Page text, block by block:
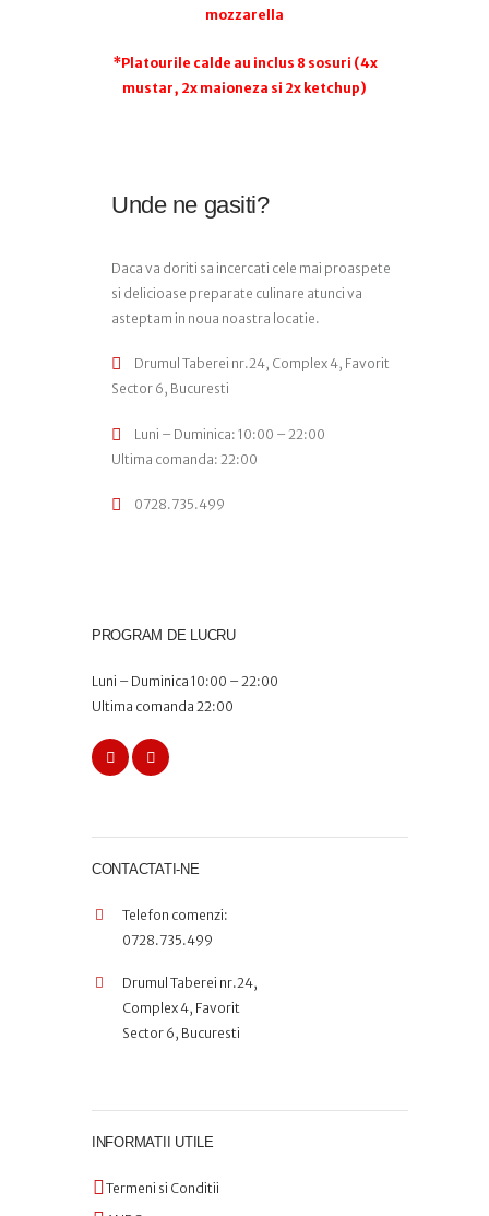
mozzarella
*Platourile calde au inclus 8 sosuri (4x
mustar, 2x maioneza si 2x ketchup)
Unde ne gasiti?
Daca va doriti sa incercati cele mai proaspete
si delicioase preparate culinare atunci va
asteptam in noua noastra locatie.
Drumul Taberei nr.24, Complex 4, Favorit
Sector 6, Bucuresti
Luni – Duminica: 10:00 – 22:00
Ultima comanda: 22:00
0728.735.499
PROGRAM DE LUCRU
Luni – Duminica 10:00 – 22:00
Ultima comanda 22:00
CONTACTATI-NE
Telefon comenzi:
0728.735.499
Drumul Taberei nr.24,
Complex 4, Favorit
Sector 6, Bucuresti
INFORMATII UTILE
Termeni si Conditii